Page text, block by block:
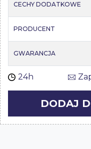
CECHY DODATKOWE
PRODUCENT
GWARANCJA
24h
DODAJ